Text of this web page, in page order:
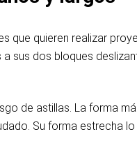
quieren realizar
dos bloques
de astillas. La forma
Su forma estrecha